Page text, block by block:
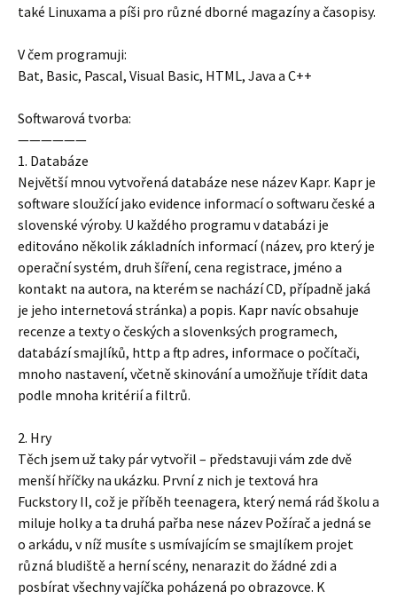
také Linuxama a píši pro různé dborné magazíny a časopisy.
V čem programuji:
Bat, Basic, Pascal, Visual Basic, HTML, Java a C++
Softwarová tvorba:
——————
1. Databáze
Největší mnou vytvořená databáze nese název Kapr. Kapr je
software sloužící jako evidence informací o softwaru české a
slovenské výroby. U každého programu v databázi je
editováno několik základních informací (název, pro který je
operační systém, druh šíření, cena registrace, jméno a
kontakt na autora, na kterém se nachází CD, případně jaká
je jeho internetová stránka) a popis. Kapr navíc obsahuje
recenze a texty o českých a slovenksých programech,
databází smajlíků, http a ftp adres, informace o počítači,
mnoho nastavení, včetně skinování a umožňuje třídit data
podle mnoha kritérií a filtrů.
2. Hry
Těch jsem už taky pár vytvořil – představuji vám zde dvě
menší hříčky na ukázku. První z nich je textová hra
Fuckstory II, což je příběh teenagera, který nemá rád školu a
miluje holky a ta druhá pařba nese název Požírač a jedná se
o arkádu, v níž musíte s usmívajícím se smajlíkem projet
různá bludiště a herní scény, nenarazit do žádné zdi a
posbírat všechny vajíčka poházená po obrazovce. K